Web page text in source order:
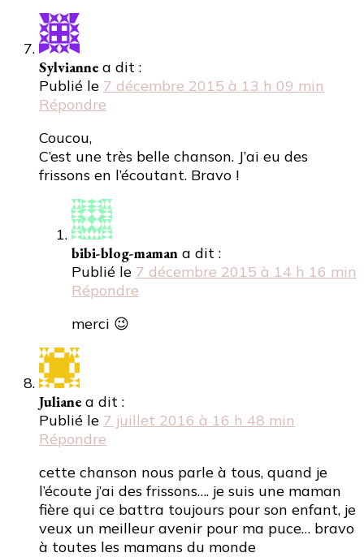
Sylvianne a dit :
Publié le 7 décembre 2015 à 13 h 09 min
Répondre
Coucou,
C’est une très belle chanson. J’ai eu des
frissons en l’écoutant. Bravo !
bibi-blog-maman a dit :
Publié le 7 décembre 2015 à 14 h 16 min
Répondre
merci 😉
Juliane a dit :
Publié le 7 juillet 2016 à 16 h 48 min
Répondre
cette chanson nous parle à tous, quand je
l’écoute j’ai des frissons…. je suis une maman
fière qui ce battra toujours pour son enfant, je
veux un meilleur avenir pour ma puce… bravo
à toutes les mamans du monde